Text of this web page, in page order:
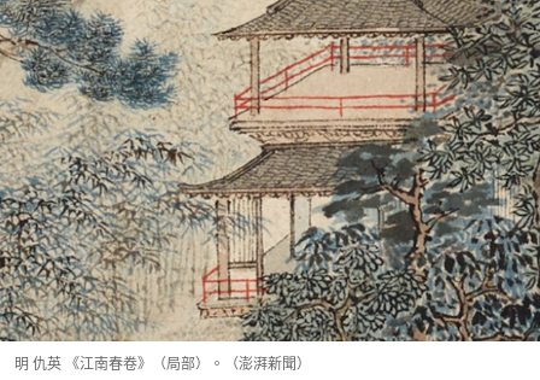
明 仇英 《江南春卷》（局部）。（澎湃新聞）